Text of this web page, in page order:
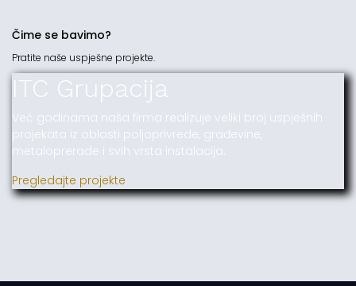
Čime se bavimo?
Pratite naše uspješne projekte.
ITC Grupacija
Već godinama naša firma realizuje veliki broj uspješnih
projekata iz oblasti poljoprivrede, građevine,
metaloprerade i svih vrsta instalacija.
Pregledajte projekte